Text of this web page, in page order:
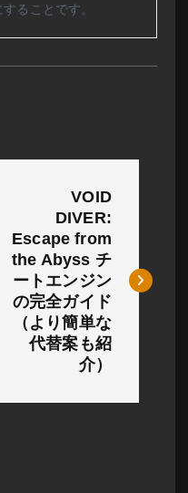
ることです。
VOID
DIVER:
Escape from
the Abyss チ
ートエンジン
の完全ガイド
（より簡単な
代替案も紹
介）